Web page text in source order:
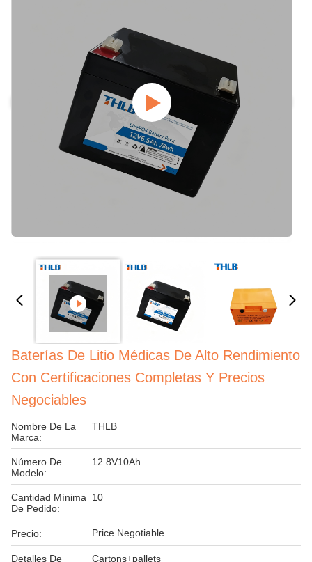
Baterías De Litio Médicas De Alto Rendimiento
Con Certificaciones Completas Y Precios
Negociables
Nombre De La
Marca:
THLB
Número De
Modelo:
12.8V10Ah
Cantidad Mínima
De Pedido:
10
Precio: Price Negotiable
Detalles De
Cartons+pallets